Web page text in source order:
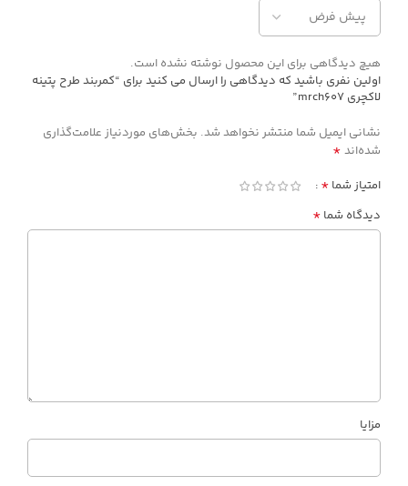
هیچ دیدگاهی برای این محصول نوشته نشده است.
اولین نفری باشید که دیدگاهی را ارسال می کنید برای “کمربند طرح پتینه
لاکچری mrch607”
نشانی ایمیل شما منتشر نخواهد شد. بخش‌های موردنیاز علامت‌گذاری
شده‌اند *
امتیاز شما *
دیدگاه شما *
مزایا